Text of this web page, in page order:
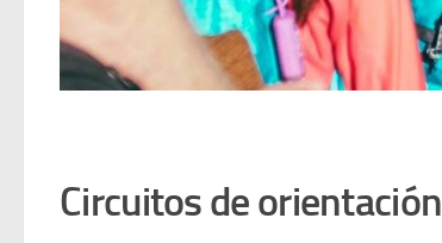
Circuitos de orientación